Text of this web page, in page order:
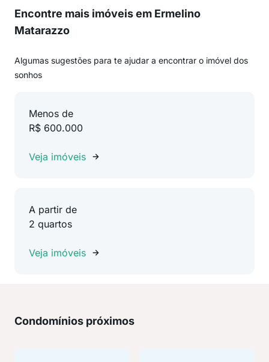
Encontre mais imóveis em Ermelino
Matarazzo
Algumas sugestões para te ajudar a encontrar o imóvel dos
sonhos
Menos de
R$ 600.000
Veja imóveis
A partir de
2 quartos
Veja imóveis
Condomínios próximos